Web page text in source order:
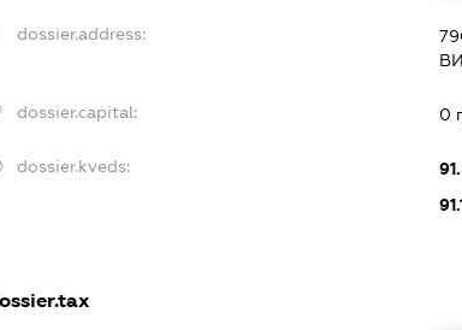
dossier.address:
dossier.capital: 0
dossier.kveds: